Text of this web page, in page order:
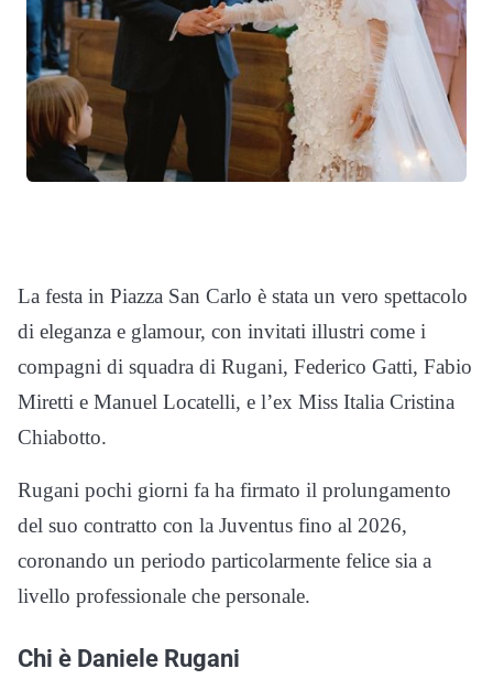
La festa in Piazza San Carlo è stata un vero spettacolo
di eleganza e glamour, con invitati illustri come i
compagni di squadra di Rugani, Federico Gatti, Fabio
Miretti e Manuel Locatelli, e l’ex Miss Italia Cristina
Chiabotto.
Rugani pochi giorni fa ha firmato il prolungamento
del suo contratto con la Juventus fino al 2026,
coronando un periodo particolarmente felice sia a
livello professionale che personale.
Chi è Daniele Rugani